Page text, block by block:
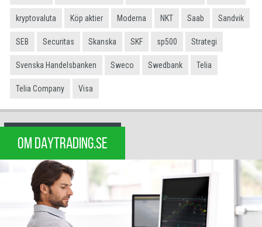
kryptovaluta Köp aktier Moderna NKT Saab Sandvik
SEB Securitas Skanska SKF sp500 Strategi
Svenska Handelsbanken Sweco Swedbank Telia
Telia Company Visa
OM DAYTRADING.SE